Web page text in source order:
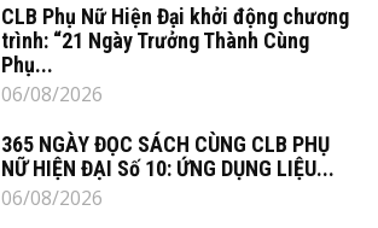
CLB Phụ Nữ Hiện Đại khởi động chương
trình: “21 Ngày Trưởng Thành Cùng
Phụ...
06/08/2026
365 NGÀY ĐỌC SÁCH CÙNG CLB PHỤ
NỮ HIỆN ĐẠI Số 10: ỨNG DỤNG LIỆU...
06/08/2026